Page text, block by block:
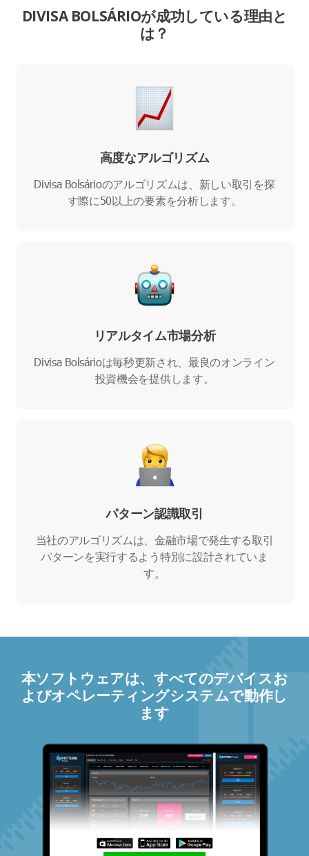
DIVISA BOLSÁRIOが成功している理由と
は？
高度なアルゴリズム
Divisa Bolsárioのアルゴリズムは、新しい取引を探
す際に50以上の要素を分析します。
リアルタイム市場分析
Divisa Bolsárioは毎秒更新され、最良のオンライン
投資機会を提供します。
パターン認識取引
当社のアルゴリズムは、金融市場で発生する取引
パターンを実行するよう特別に設計されていま
す。
本ソフトウェアは、すべてのデバイスお
よびオペレーティングシステムで動作し
ます